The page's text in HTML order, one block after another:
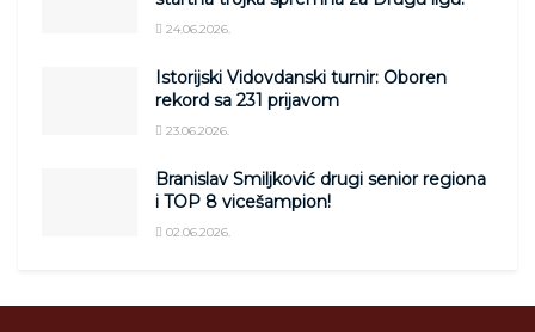
24.06.2026.
Istorijski Vidovdanski turnir: Oboren
rekord sa 231 prijavom
23.06.2026.
Branislav Smiljković drugi senior regiona
i TOP 8 vicešampion!
02.06.2026.